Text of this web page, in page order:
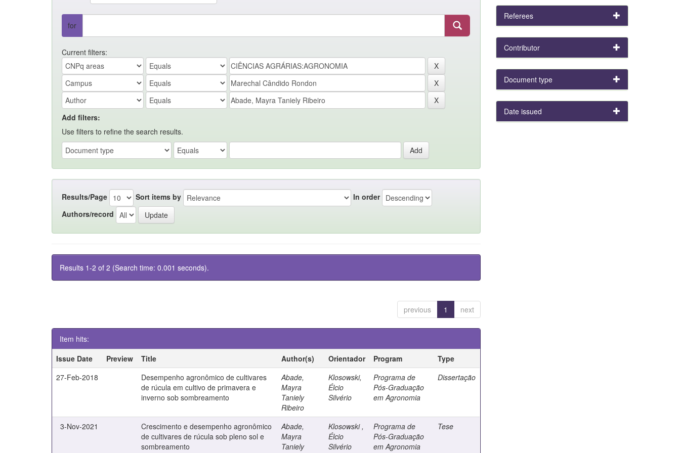
for
Current filters:
Add filters:
Use filters to refine the search results.
Results/Page Sort items by
In order
Authors/record
Results 1-2 of 2 (Search time: 0.001 seconds).
previous 1 next
Item hits:
Issue Date
Preview Title Author(s) Orientador Program
Type
27-Feb-2018
Desempenho agronômico de cultivares
de rúcula em cultivo de primavera e
inverno sob sombreamento
Abade,
Mayra
Taniely
Ribeiro
Klosowski,
Élcio
Silvério
Programa de
Pós-Graduação
em Agronomia
Dissertação
3-Nov-2021
Crescimento e desempenho agronômico
de cultivares de rúcula sob pleno sol e
sombreamento
Abade,
Mayra
Taniely
Klosowski ,
Élcio
Silvério
Programa de
Pós-Graduação
em Agronomia
Tese
Referees
Contributor
Document type
Date issued